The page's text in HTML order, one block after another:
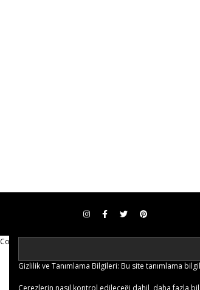
Copy Protected by
Gizlilik ve Tanımlama Bilgileri: Bu site tanımlama
Çerezlerin nasıl kontrol edileceği dahil, daha fazla